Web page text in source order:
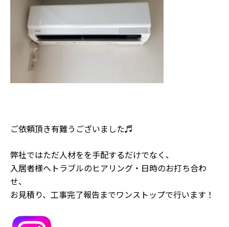
ご依頼頂き有難うございました♬
弊社ではただ人材をを手配するだけでなく、
入居者様へトラブルのヒアリング・日時のお打ち合わ
せ、
お見積り、工事完了報告までワンストップで行います！